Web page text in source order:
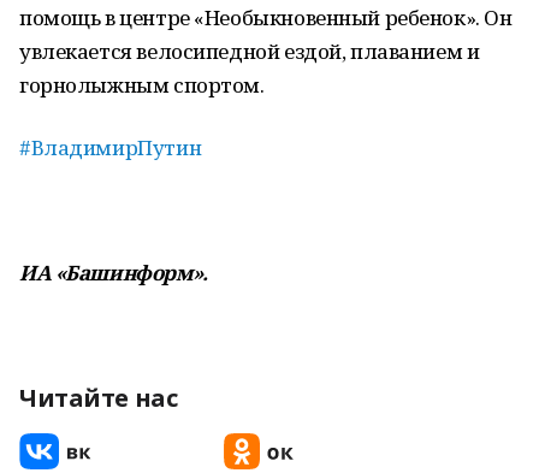
помощь в центре «Необыкновенный ребенок». Он
увлекается велосипедной ездой, плаванием и
горнолыжным спортом.
#ВладимирПутин
ИА «Башинформ».
Читайте нас